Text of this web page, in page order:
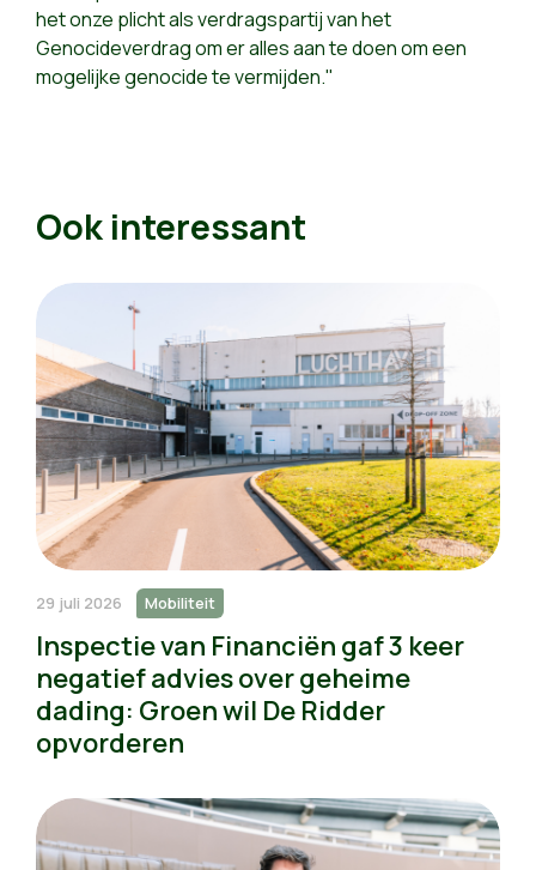
het onze plicht als verdragspartij van het
Genocideverdrag om er alles aan te doen om een
mogelijke genocide te vermijden."
Ook interessant
29 juli 2026 Mobiliteit
Inspectie van Financiën gaf 3 keer
negatief advies over geheime
dading: Groen wil De Ridder
opvorderen